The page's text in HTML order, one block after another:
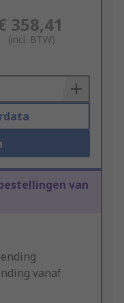
358,41
(incl. BTW)
van
vanaf